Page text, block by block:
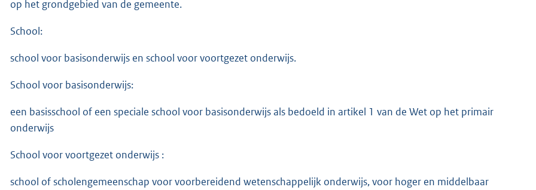
op het grondgebied van de gemeente.
School:
school voor basisonderwijs en school voor voortgezet onderwijs.
School voor basisonderwijs:
een basisschool of een speciale school voor basisonderwijs als bedoeld in artikel 1 van de Wet op het primair
onderwijs
School voor voortgezet onderwijs :
school of scholengemeenschap voor voorbereidend wetenschappelijk onderwijs, voor hoger en middelbaar